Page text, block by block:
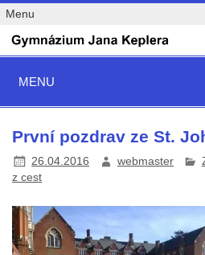
Menu
MENU
První pozdrav ze St.
26.04.2016 webmaster
z cest